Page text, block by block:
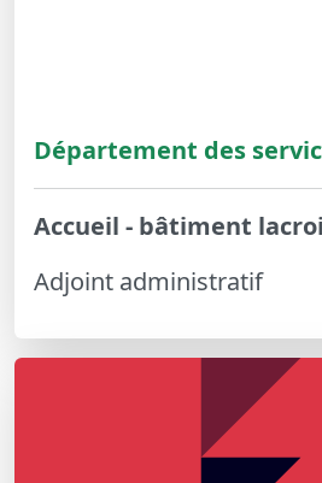
Département des
Accueil - bâtiment
Adjoint administratif